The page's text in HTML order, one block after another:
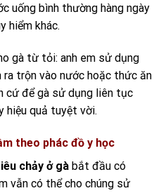
uống bình thường hàng ngày
hiểm khác.
gà từ tỏi: anh em sử dụng
ra trộn vào nước hoặc thức ăn
cứ để gà sử dụng liên tục
hiệu quả tuyệt vời.
theo phác đồ y học
chảy ở gà bắt đầu có
vẫn có thể cho chúng sử